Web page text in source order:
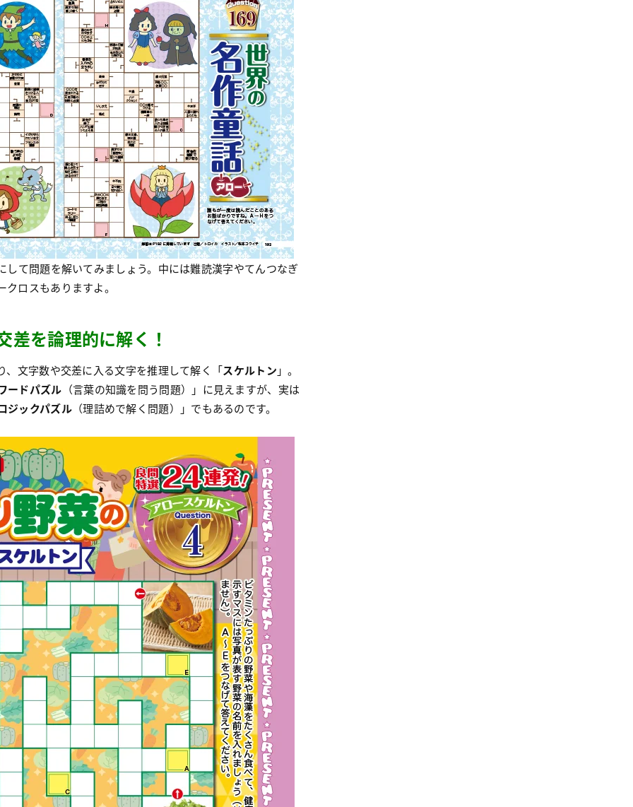
て問題を解いてみましょう。中には難読漢字やてんつなぎ
ロスもありますよ。
差を論理的に解く！
、文字数や交差に入る文字を推理して解く「スケルトン 」。
ードパズル （言葉の知識を問う問題）」に見えますが、実は
ジックパズル（理詰めで解く問題）」でもあるのです。